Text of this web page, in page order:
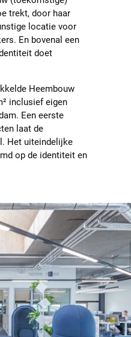
trekt, door haar
locatie voor
En bovenal een
doet
Heembouw
inclusief eigen
Een eerste
laat de
Het uiteindelijke
op de identiteit en